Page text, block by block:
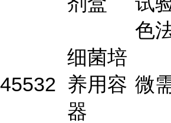
色
45532
细菌培
养用容
器
微